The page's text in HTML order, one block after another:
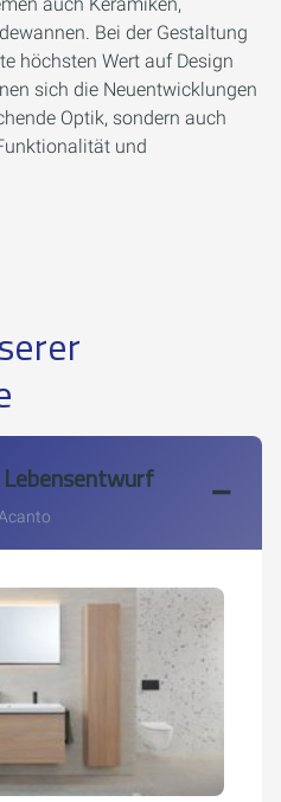
Bei der Gestaltung
höchsten Wert auf Design
sich die Neuentwicklungen
Optik, sondern auch
und